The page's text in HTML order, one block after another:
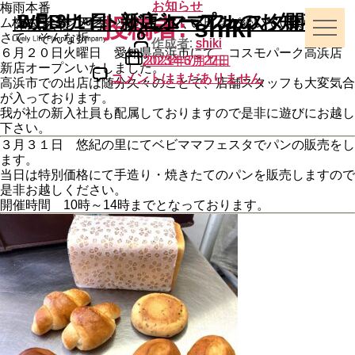
投稿者: shiki
カ
テ
ゴ
リ
ー
お知らせ
新店オープン
投
稿
者
作成者: shiki
投
稿
日
2023年6月22日
新
店
ー
プ
ン
へ
コメントはまだありません
梅雨本番
ムシムシ・ジメジメと過ごしにくい日々が続いていますね。
さて そんな折
６月２０日火曜日 愛知県高浜市にて コスモパーク高浜店
新店オープンいたしました。
高浜市での出店は随分久々のことで、店舗スタッフも大変気合
が入っております。
我が社の新入社員も配属しておりますので是非に遊びにお越し
下さい。
カ
テ
ゴ
リ
ー
お知らせ
３月３１日 ベビママフェスタ開催！
投
稿
者
作成者: shiki
投
稿
日
2023年3月27日
３
月
１
日
ベ
ビ
マ
フ
ェ
ス
タ
開
催！
へ
の
コメントはまだありません
３月３１日 悠紀の里にてベビママフェスタでパンの販売をし
ます。
当日は特別価格にて手造り・焼きたてのパンを販売しますので
是非お越しください。
開催時間 10時～14時までとなっております。
カ
テ
ゴ
リ
ー
お知らせ
WEBサイトリニューアルのお知らせ
投
稿
者
作成者: shiki
投
稿
日
2021年7月1日
WEB
サ
ト
リ
ニ
ュ
ア
ル
の
お
知
ら
せ
へ
の
コメントはまだありません